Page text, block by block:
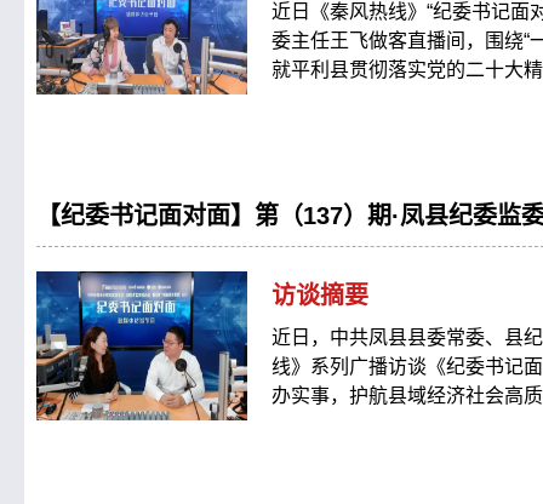
近日《秦风热线》“纪委书记面
委主任王飞做客直播间，围绕“
就平利县贯彻落实党的二十大
【纪委书记面对面】第（137）期·凤县纪委
访谈摘要
近日，中共凤县县委常委、县
线》系列广播访谈《纪委书记
办实事，护航县域经济社会高